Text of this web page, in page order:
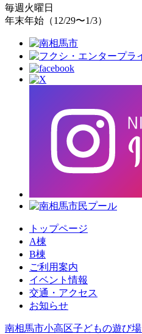
毎週火曜日
年末年始（12/29〜1/3）
トップページ
A棟
B棟
ご利用案内
イベント情報
交通・アクセス
お知らせ
南相馬市小高区子どもの遊び場